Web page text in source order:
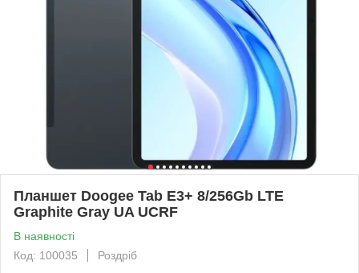
Планшет Doogee Tab E3+ 8/256Gb LTE
Graphite Gray UA UCRF
В наявності
Код: 100035
Роздріб